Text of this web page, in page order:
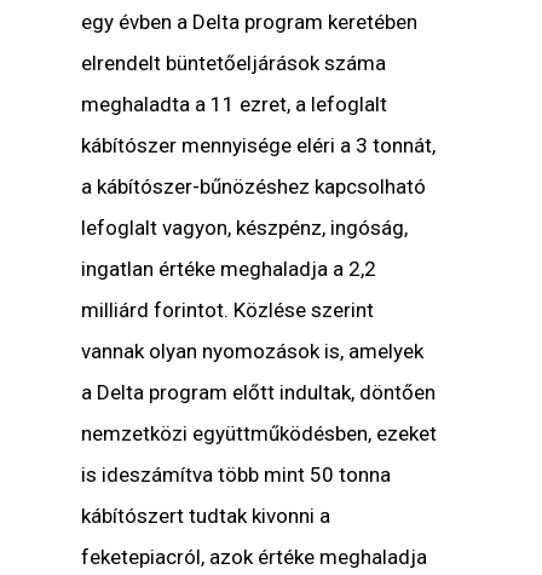
egy évben a Delta program keretében
elrendelt büntetőeljárások száma
meghaladta a 11 ezret, a lefoglalt
kábítószer mennyisége eléri a 3 tonnát,
a kábítószer-bűnözéshez kapcsolható
lefoglalt vagyon, készpénz, ingóság,
ingatlan értéke meghaladja a 2,2
milliárd forintot. Közlése szerint
vannak olyan nyomozások is, amelyek
a Delta program előtt indultak, döntően
nemzetközi együttműködésben, ezeket
is ideszámítva több mint 50 tonna
kábítószert tudtak kivonni a
feketepiacról, azok értéke meghaladja